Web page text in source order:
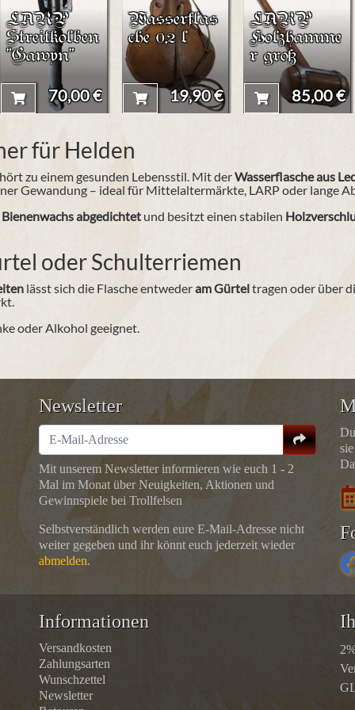
LARP
Streitkolben
"Gawyn"
70,00 €
Wasserflas
che 0,2 l
19,90 €
LARP
Holzhamme
r groß
85,00 €
für Helden
zu einem gesunden Lebensstil. Mit derWasserflasche aus
Gewandung – ideal für Mittelaltermärkte, LARP oder lange
Bienenwachs abgedichtet und besitzt einen stabilen
oder Schulterriemen
lässt sich die Flasche entwederam Gürteltragen oder über
oder Alkohol geeignet.
Newsletter
Mit unserem Newsletter informieren wie euch 1 - 2
Mal im Monat über Neuigkeiten, Aktionen und
Gewinnspiele bei Trollfelsen
Selbstverständlich werden eure E-Mail-Adresse nicht
weiter gegeben und ihr könnt euch jederzeit wieder
abmelden.
Informationen
Versandkosten
Zahlungsarten
Wunschzettel
Newsletter